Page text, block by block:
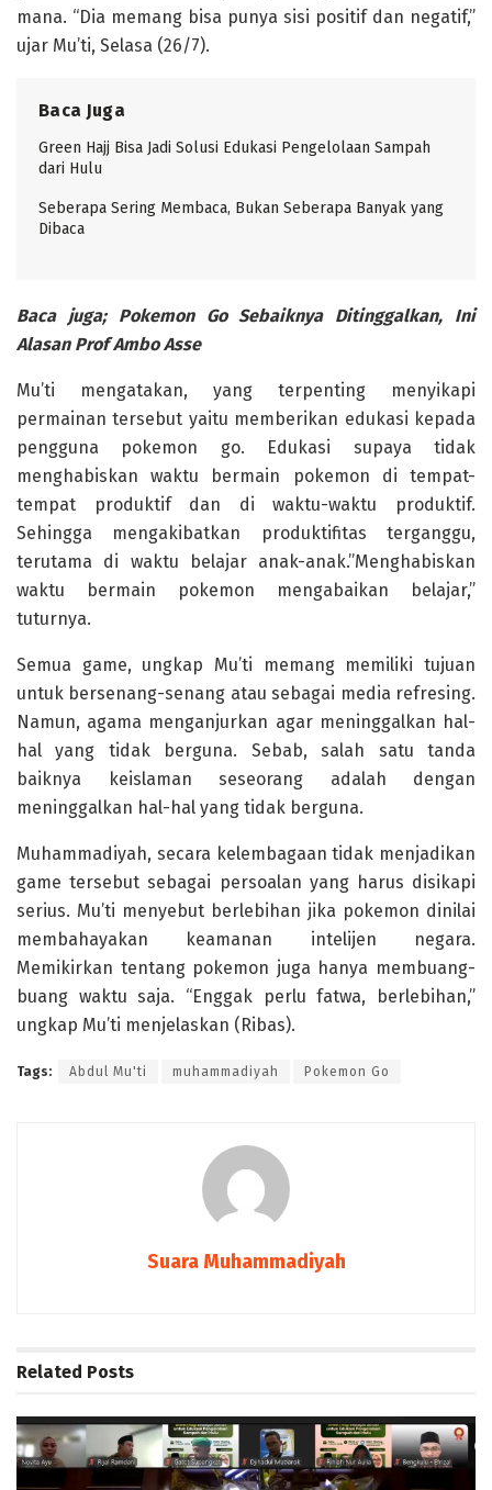
mana. “Dia memang bisa punya sisi positif dan negatif,”
ujar Mu’ti, Selasa (26/7).
Baca Juga
Green Hajj Bisa Jadi Solusi Edukasi Pengelolaan Sampah
dari Hulu
Seberapa Sering Membaca, Bukan Seberapa Banyak yang
Dibaca
Baca juga; Pokemon Go Sebaiknya Ditinggalkan, Ini
Alasan Prof Ambo Asse
Mu’ti mengatakan, yang terpenting menyikapi
permainan tersebut yaitu memberikan edukasi kepada
pengguna pokemon go. Edukasi supaya tidak
menghabiskan waktu bermain pokemon di tempat-
tempat produktif dan di waktu-waktu produktif.
Sehingga mengakibatkan produktifitas terganggu,
terutama di waktu belajar anak-anak.”Menghabiskan
waktu bermain pokemon mengabaikan belajar,”
tuturnya.
Semua game, ungkap Mu’ti memang memiliki tujuan
untuk bersenang-senang atau sebagai media refresing.
Namun, agama menganjurkan agar meninggalkan hal-
hal yang tidak berguna. Sebab, salah satu tanda
baiknya keislaman seseorang adalah dengan
meninggalkan hal-hal yang tidak berguna.
Muhammadiyah, secara kelembagaan tidak menjadikan
game tersebut sebagai persoalan yang harus disikapi
serius. Mu’ti menyebut berlebihan jika pokemon dinilai
membahayakan keamanan intelijen negara.
Memikirkan tentang pokemon juga hanya membuang-
buang waktu saja. “Enggak perlu fatwa, berlebihan,”
ungkap Mu’ti menjelaskan (Ribas).
Tags: Abdul Mu'ti muhammadiyah Pokemon Go
Suara Muhammadiyah
Related Posts